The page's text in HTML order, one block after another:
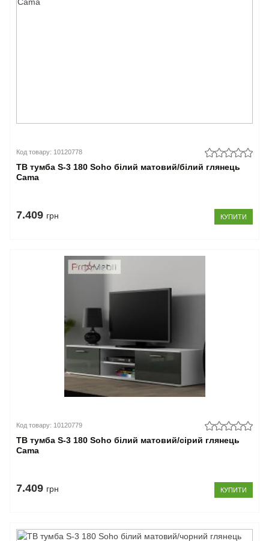
Код товару: 10120778
ТВ тумба S-3 180 Soho білий матовий/білий глянець
Cama
7.409 грн КУПИТИ
Код товару: 10120779
ТВ тумба S-3 180 Soho білий матовий/сірий глянець
Cama
7.409 грн КУПИТИ